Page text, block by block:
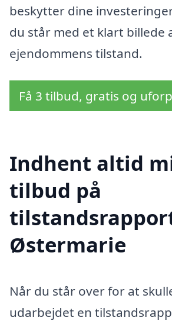
beskytter dine
du står med et klart billede
ejendommens tilstand.
Få 3 tilbud, gratis og
Indhent altid
tilbud på
Østermarie
Når du står over for at
udarbejdet en